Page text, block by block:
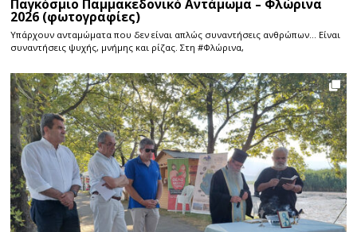
Παγκόσμιο Παμμακεδονικό Αντάμωμα – Φλώρινα
2026 (φωτογραφίες)
Υπάρχουν ανταμώματα που δεν είναι απλώς συναντήσεις ανθρώπων… Είναι
συναντήσεις ψυχής, μνήμης και ρίζας. Στη #Φλώρινα,